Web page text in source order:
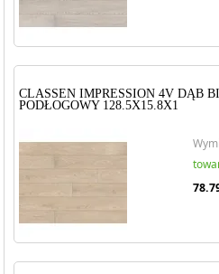
CLASSEN IMPRESSION 4V DĄB
PODŁOGOWY 128.5X15.8X1